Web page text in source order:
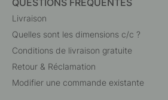
Livraison
Quelles sont les dimensions c/c ?
Conditions de livraison gratuite
Retour & Réclamation
Modifier une commande existante